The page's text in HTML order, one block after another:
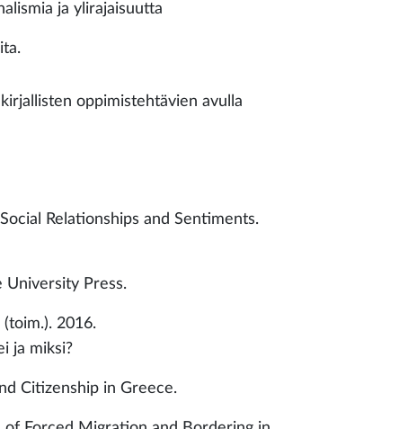
ja ylirajaisuutta
oppimistehtävien avulla
Relationships and Sentiments.
University Press.
2016.
ja miksi?
Citizenship in Greece.